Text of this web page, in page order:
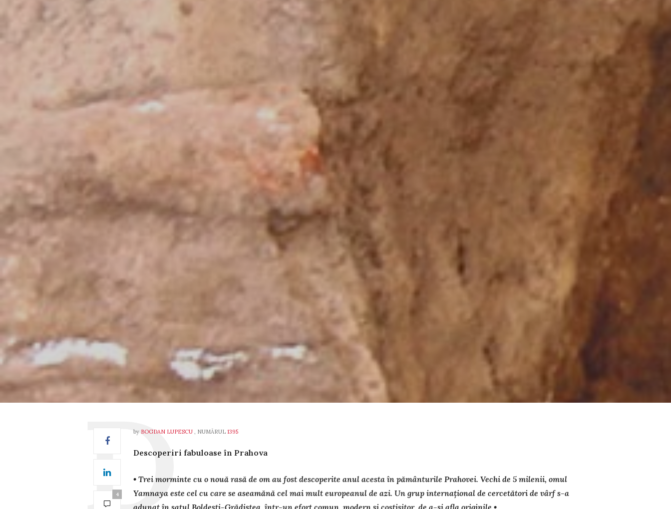
4
by BOGDAN LUPESCU , NUMĂRUL 1395
Descoperiri fabuloase în Prahova
• Trei morminte cu o nouă rasă de om au fost descoperite anul acesta în pământurile Prahovei. Vechi de 5 milenii, omul
Yamnaya este cel cu care se aseamănă cel mai mult euro­peanul de azi. Un grup internațional de cercetători de vârf s-a
adunat în satul Boldești-Grădiștea, într-un efort comun, modern și costisitor, de a-și afla originile •